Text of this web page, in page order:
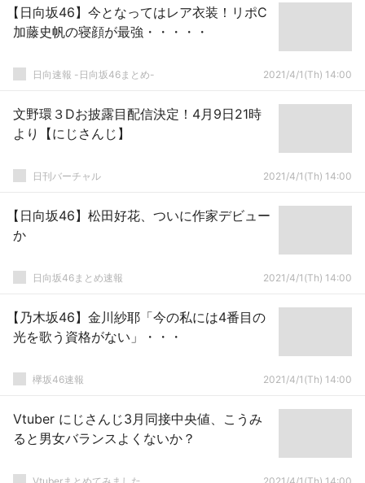
【日向坂46】今となってはレア衣装！リポC
加藤史帆の寝顔が最強・・・・・
日向速報 -日向坂46まとめ- 2021/4/1(Th) 14:00
文野環３Dお披露目配信決定！4月9日21時
より【にじさんじ】
日刊バーチャル 2021/4/1(Th) 14:00
【日向坂46】松田好花、ついに作家デビュー
か
日向坂46まとめ速報 2021/4/1(Th) 14:00
【乃木坂46】金川紗耶「今の私には4番目の
光を歌う資格がない」・・・
欅坂46速報 2021/4/1(Th) 14:00
Vtuber にじさんじ3月同接中央値、こうみ
ると男女バランスよくないか？